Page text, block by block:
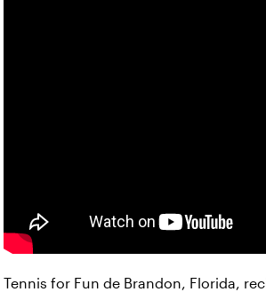
Tennis for Fun de Brandon, Florida,